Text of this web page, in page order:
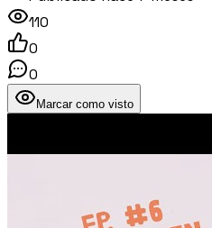
110
0
0
Marcar como visto